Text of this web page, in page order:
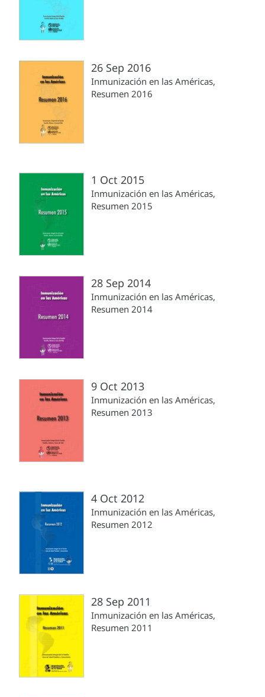
26 Sep 2016
Inmunización en las Américas,
Resumen 2016
1 Oct 2015
Inmunización en las Américas,
Resumen 2015
28 Sep 2014
Inmunización en las Américas,
Resumen 2014
9 Oct 2013
Inmunización en las Américas,
Resumen 2013
4 Oct 2012
Inmunización en las Américas,
Resumen 2012
28 Sep 2011
Inmunización en las Américas,
Resumen 2011